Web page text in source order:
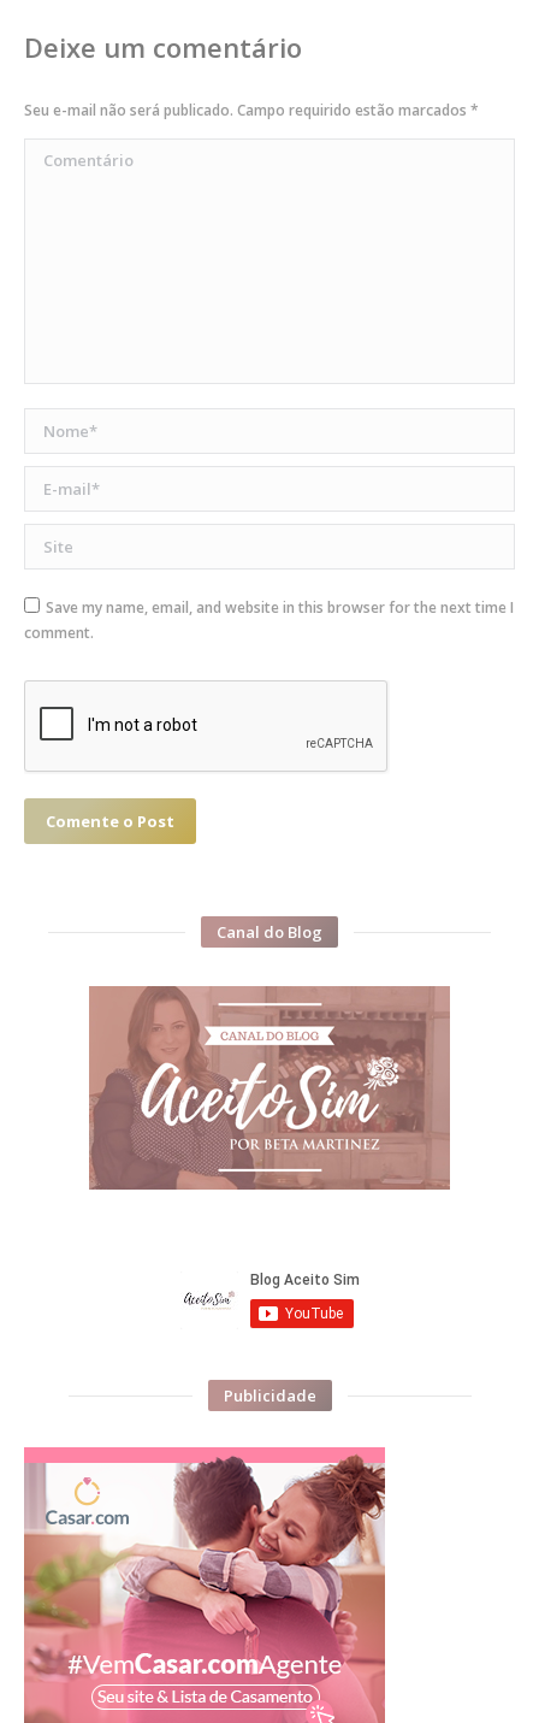
Deixe um comentário
Seu e-mail não será publicado. Campo requirido estão marcados *
Comentário
Nome *
E-mail *
Site
Save my name, email, and website in this browser for the next time I
comment.
Comente o Post
Canal do Blog
Publicidade